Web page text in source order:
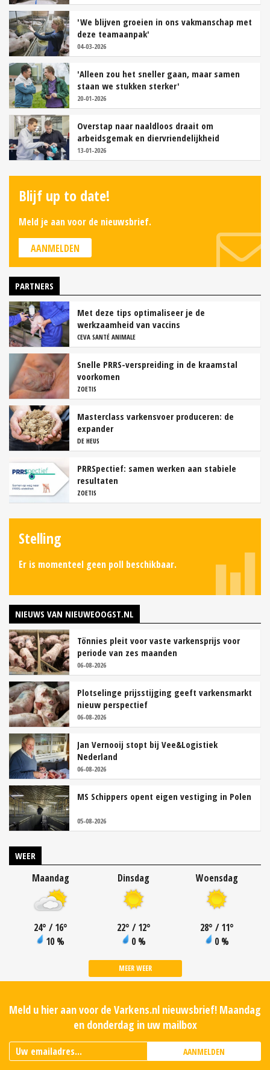
'We blijven groeien in ons vakmanschap met
deze teamaanpak'
04-03-2026
'Alleen zou het sneller gaan, maar samen
staan we stukken sterker'
20-01-2026
Overstap naar naaldloos draait om
arbeidsgemak en diervriendelijkheid
13-01-2026
Blijf up to date!
Meld je aan voor de nieuwsbrief.
AANMELDEN
PARTNERS
Met deze tips optimaliseer je de
werkzaamheid van vaccins
CEVA SANTÉ ANIMALE
Snelle PRRS-verspreiding in de kraamstal
voorkomen
ZOETIS
Masterclass varkensvoer produceren: de
expander
DE HEUS
PRRSpectief: samen werken aan stabiele
resultaten
ZOETIS
Stelling
Er is momenteel geen poll beschikbaar.
NIEUWS VAN NIEUWEOOGST.NL
Tönnies pleit voor vaste varkensprijs voor
periode van zes maanden
06-08-2026
Plotselinge prijsstijging geeft varkensmarkt
nieuw perspectief
06-08-2026
Jan Vernooij stopt bij Vee&Logistiek
Nederland
06-08-2026
MS Schippers opent eigen vestiging in Polen
05-08-2026
WEER
Maandag
24° / 16°
10 %
Dinsdag
22° / 12°
0 %
Woensdag
28° / 11°
0 %
MEER WEER
Meld u hier aan voor de Varkens.nl nieuwsbrief! Maandag
en donderdag in uw mailbox
AANMELDEN